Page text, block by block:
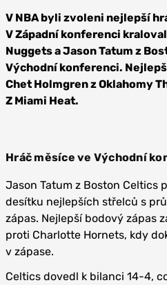
Depositphotos
V NBA byli zvoleni nejlepší
V Západní konferenci
Nuggets a Jason Tatum z
Východní konferenci.
Chet Holmgren z Oklahomy
Z Miami Heat.
Hráč měsíce ve Východní
Jason Tatum z Boston Celtics
desítku nejlepších střelců s
zápas. Nejlepší bodový zápas
proti Charlotte Hornets, kdy
v zápase.
Celtics dovedl k bilanci 14-4,